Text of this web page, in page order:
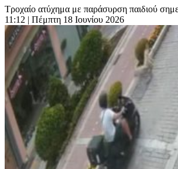
Τροχαίο ατύχημα με παράσυρση παιδιού
11:12 | Πέμπτη 18 Ιουνίου 2026